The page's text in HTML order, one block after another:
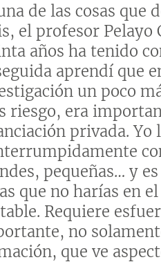
de las cosas que
el profesor Pelayo
años ha tenido
aprendí que
un poco
riesgo, era
privada. Yo
pequeñas… y
que no harías en
Requiere
no
que ve